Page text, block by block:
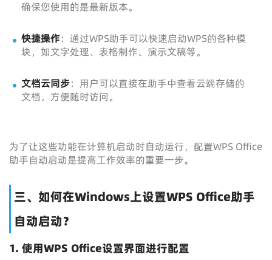
确保您使用的是最新版本。
快捷操作：通过WPS助手可以快速启动WPS的各种模
块，如文字处理、表格制作、演示文稿等。
文档云同步：用户可以直接在助手中查看云端存储的
文档，方便随时访问。
为了让这些功能在计算机启动时自动运行，配置WPS Office
助手自动启动是提高工作效率的重要一步。
三、如何在Windows上设置WPS Office助手
自动启动？
1. 使用WPS Office设置界面进行配置